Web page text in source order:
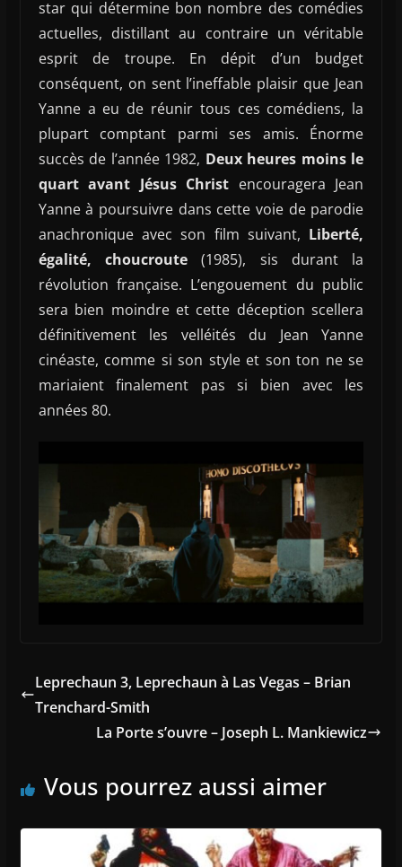
star qui détermine bon nombre des comédies
actuelles, distillant au contraire un véritable
esprit de troupe. En dépit d’un budget
conséquent, on sent l’ineffable plaisir que Jean
Yanne a eu de réunir tous ces comédiens, la
plupart comptant parmi ses amis. Énorme
succès de l’année 1982, Deux heures moins le
quart avant Jésus Christ encouragera Jean
Yanne à poursuivre dans cette voie de parodie
anachronique avec son film suivant, Liberté,
égalité, choucroute (1985), sis durant la
révolution française. L’engouement du public
sera bien moindre et cette déception scellera
définitivement les velléités du Jean Yanne
cinéaste, comme si son style et son ton ne se
mariaient finalement pas si bien avec les
années 80.
Leprechaun 3, Leprechaun à Las Vegas – Brian
Trenchard-Smith
La Porte s’ouvre – Joseph L. Mankiewicz
Vous pourrez aussi aimer